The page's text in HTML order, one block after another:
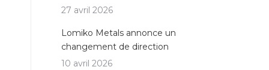
27 avril 2026
Lomiko Metals annonce un
changement de direction
10 avril 2026